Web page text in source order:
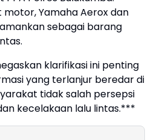
Yamaha Aerox dan
sebagai barang
klarifikasi ini penting
yang terlanjur beredar di
tidak salah persepsi
kecelakaan lalu lintas.***